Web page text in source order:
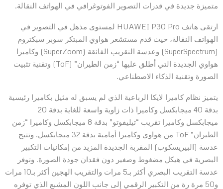
متميزة جديدة في قدرات التصوير الفوتوغرافي في الهواتف النقالة.
ارتقى هاتف HUAWEI P30 Pro لمستوى مذهل في التصوير في
الهواتف النقالة، حيث قدم مستشعر هواوي المبتكر سوبر سبكتروم
(SuperSpectrum) وعدسة التقريب الفائقة (SuperZoom) وكاميرا
هواوي الجديدة التي أطلق عليها “زمن الطيران” (ToF) وتقنية تثبيت
الصورة وتقنية الذكاء الاصطناعي.
يتميز نظام كاميرا لايكا الرباعية الذي لم يسبق له مثيل بكاميرا رئيسية
بدقة 40 ميجابكسل وكاميرا ذات زاوية واسعة للغاية بدقة 20
ميجابكسل وكاميرا تقريب “تيليفوتو” بدقة 8 ميجابكسل وكاميرا “زمن
الطيران” ToF من هواوي وكاميرا أمامية بدقة 32 ميجابكسل. وتتيح
عدسة (البيريسكوب) المقربة الجديدة المزيد من إمكانيات التكبير
البصرية في هيكل مضغوط وصغير دون فقدان جودة الصورة. وتوفر
عدسة التقريب البصري أكثر بـ5 مرات والتقريب الهجين أكثر بـ10 مرات
و50 مرة رة من التكبير الرقمي إلى جانب اللون المشبع الذي توفره